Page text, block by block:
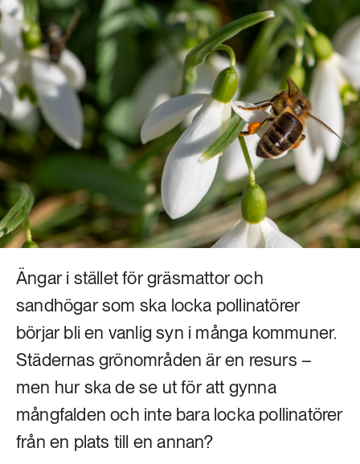
Landsbygd
Livsstil & konsumtion
Mat & jordbruk
Skog
Social hållbarhet
Transport
Vatten
1492 ARTIKLAR
Klimat
252 ARTIKLAR
Landsbygd
Livsstil & konsumtion
612 ARTIKLAR
Mat & jordbruk
262 ARTIKLAR
Skog
360 ARTIKLAR
Social hållbarhet
Transport
Ängar i stället för gräsmattor och
sandhögar som ska locka pollinatörer
börjar bli en vanlig syn i många kommuner.
Städernas grönområden är en resurs –
men hur ska de se ut för att gynna
mångfalden och inte bara locka pollinatörer
från en plats till en annan?